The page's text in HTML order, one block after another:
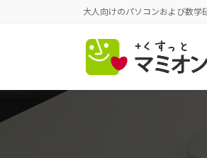
へ
キ
ョ
に
大人向けのパソコンおよび数学